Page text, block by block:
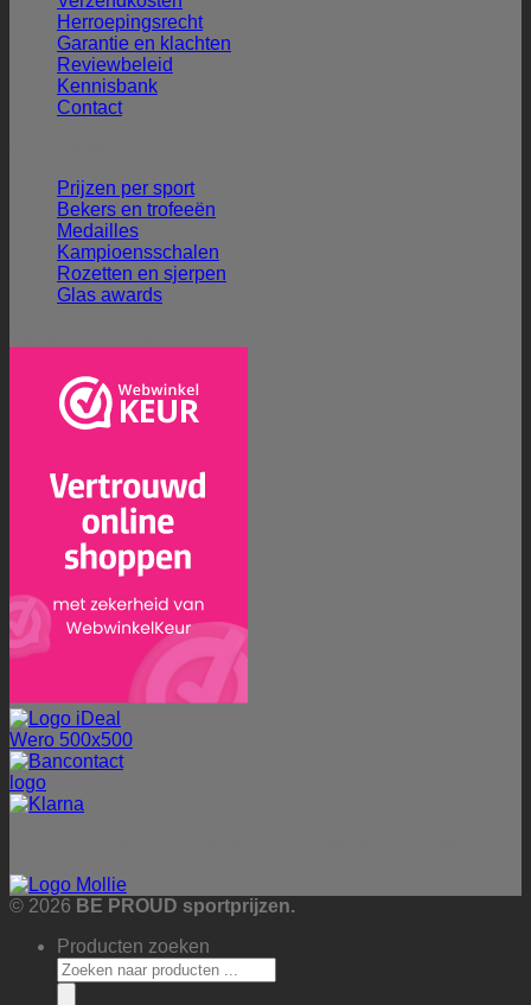
Herroepingsrecht
Garantie en klachten
Reviewbeleid
Kennisbank
Contact
Prijzen per sport
Bekers en trofeeën
Medailles
Kampioensschalen
Rozetten en sjerpen
Glas awards
© 2026 BE PROUD sportprijzen.
Producten zoeken